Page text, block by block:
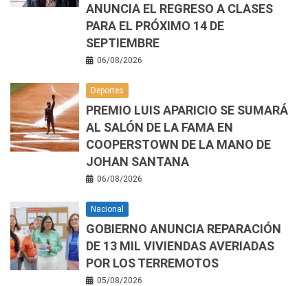
ANUNCIA EL REGRESO A CLASES
PARA EL PRÓXIMO 14 DE
SEPTIEMBRE
06/08/2026
Deportes
PREMIO LUIS APARICIO SE SUMARÁ
AL SALÓN DE LA FAMA EN
COOPERSTOWN DE LA MANO DE
JOHAN SANTANA
06/08/2026
Nacional
GOBIERNO ANUNCIA REPARACIÓN
DE 13 MIL VIVIENDAS AVERIADAS
POR LOS TERREMOTOS
05/08/2026